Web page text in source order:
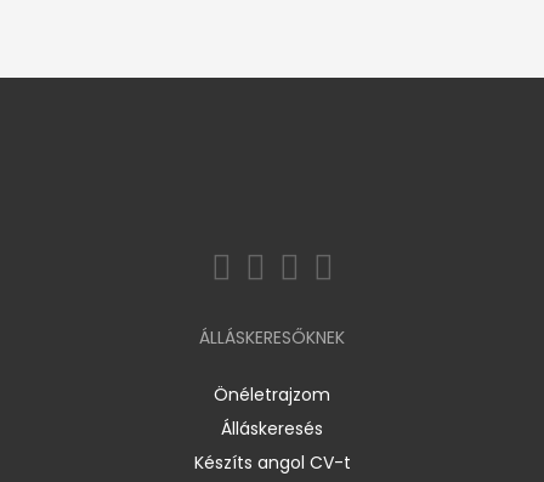
ÁLLÁSKERESŐKNEK
Önéletrajzom
Álláskeresés
Készíts angol CV-t